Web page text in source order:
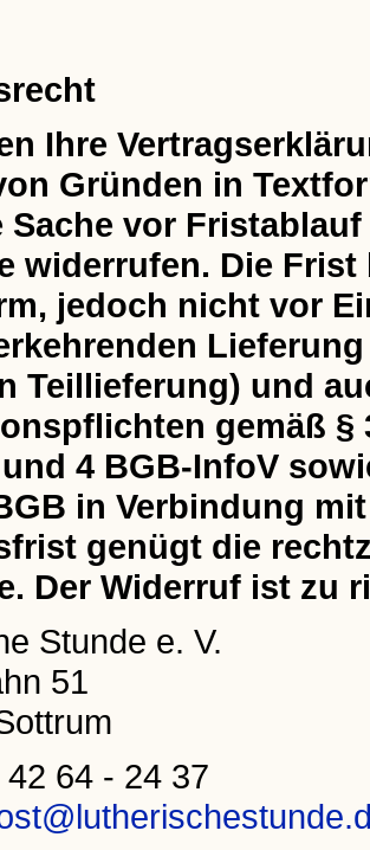
Ihre
Gründen in
Sache vor
widerrufen. Die
jedoch nicht vor
Teillieferung) und
gemäß §
4 BGB-InfoV
in Verbindung
genügt die
Der Widerruf ist zu
Stunde e. V.
51
64 - 24 37